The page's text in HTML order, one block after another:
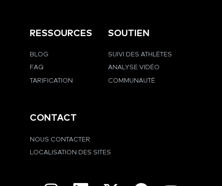
RESSOURCES
BLOG
FAQ
TARIFICATION
SOUTIEN
SUIVI DES ATHLÈTES
ANALYSE VIDÉO
COMMUNAUTÉ
CONTACT
NOUS CONTACTER
LOCALISATION DES SITES